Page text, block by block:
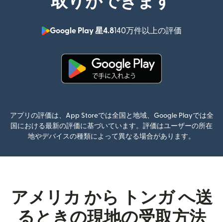
Google Play 星4.8140万件以上の評価
（別ウィン
アプリの評価は、App Storeでは全国と地域、Google Playでは全
国における最新の評価に基づいています。評価はユーザーの所在
地やデバイスの種類によって異なる場合があります。
アメリカ から トンガ へ送
るときの現地の受取方法